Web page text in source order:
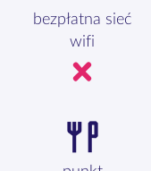
bezpłatna sieć
wifi